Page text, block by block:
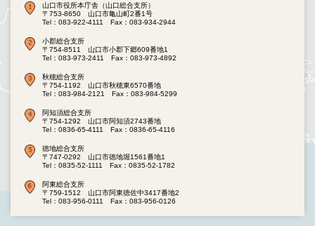
山口市役所本庁舎（山口総合支所）
〒753-8650 山口市亀山町2番1号
Tel：083-922-4111
Fax：083-934-2944
小郡総合支所
〒754-8511 山口市小郡下郷609番地1
Tel：083-973-2411
Fax：083-973-4892
秋穂総合支所
〒754-1192 山口市秋穂東6570番地
Tel：083-984-2121
Fax：083-984-5299
阿知須総合支所
〒754-1292 山口市阿知須2743番地
Tel：0836-65-4111
Fax：0836-65-4116
徳地総合支所
〒747-0292 山口市徳地堀1561番地1
Tel：0835-52-1111
Fax：0835-52-1782
阿東総合支所
〒759-1512 山口市阿東徳佐中3417番地2
Tel：083-956-0111
Fax：083-956-0126